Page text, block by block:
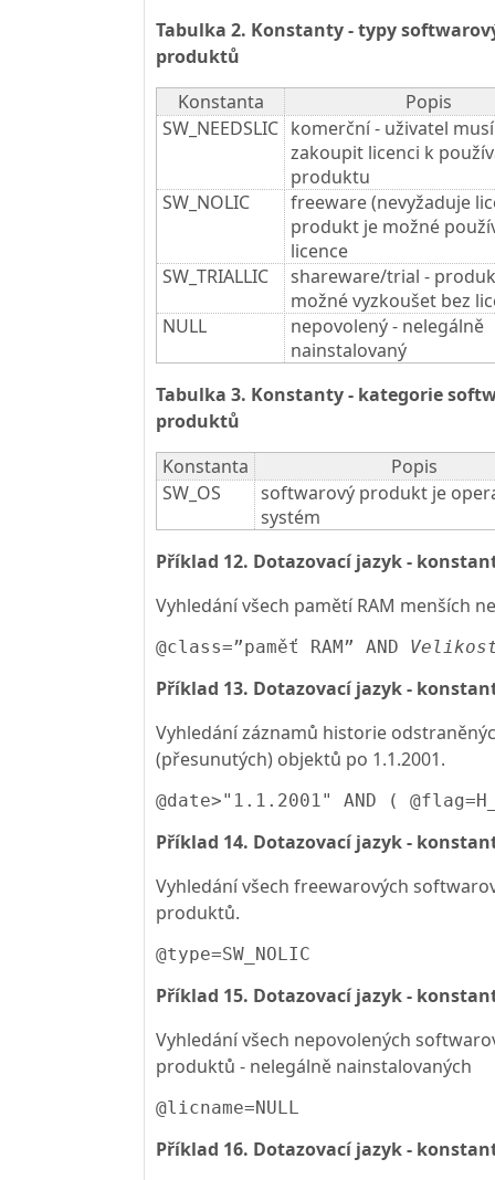
Tabulka 2. Konstanty - typy
produktů
Konstanta
Popis
SW_NEEDSLIC komerční - uživatel musí
zakoupit licenci k
produktu
SW_NOLIC
freeware (nevyžaduje
produkt je možné
licence
SW_TRIALLIC
shareware/trial -
možné vyzkoušet bez
NULL
nepovolený - nelegálně
nainstalovaný
Tabulka 3. Konstanty - kategorie
produktů
Konstanta
Popis
SW_OS
softwarový produkt je
systém
Příklad 12. Dotazovací jazyk -
Vyhledání všech pamětí RAM menších
@class=”paměť RAM” AND
Příklad 13. Dotazovací jazyk -
Vyhledání záznamů historie
(přesunutých) objektů po 1.1.2001.
@date>"1.1.2001" AND (
Příklad 14. Dotazovací jazyk -
Vyhledání všech freewarových
produktů.
@type=SW_NOLIC
Příklad 15. Dotazovací jazyk -
Vyhledání všech nepovolených
produktů - nelegálně nainstalovaných
@licname=NULL
Příklad 16. Dotazovací jazyk -